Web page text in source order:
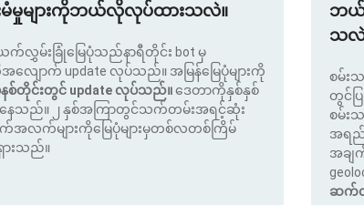
မံမှုများကိုဘယ်လိုလုပ်ထားသလဲ။
လွှမ်းခြုံမြေပုံသည်နာရီတိုင်း bot မှ
ျောက် update လုပ်သည်။ အမြန်မြေပုံများကို
နစ်တိုင်းတွင် update လုပ်သည်။ဒေတာကိုနှစ်နှစ်
နေသည်။ ၂ နှစ်အကြာတွင်သက်တမ်းအရင့်ဆုံး
အလက်များကိုမြေပုံများမှတစ်လတစ်ကြိမ်
းသည်။
ဘယ်
သလဲ
စမ်း
တွင်ပ
စမ်း
အရည်
အချ
ဆက်